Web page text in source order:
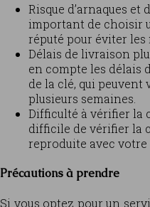
Risque d’arnaques
important de choisir
réputé pour éviter les
Délais de livraison
en compte les délais
de la clé, qui peuvent
plusieurs semaines.
Difficulté à vérifier la
difficile de vérifier la
reproduite avec votre
Précautions à prendre
Si vous optez pour un